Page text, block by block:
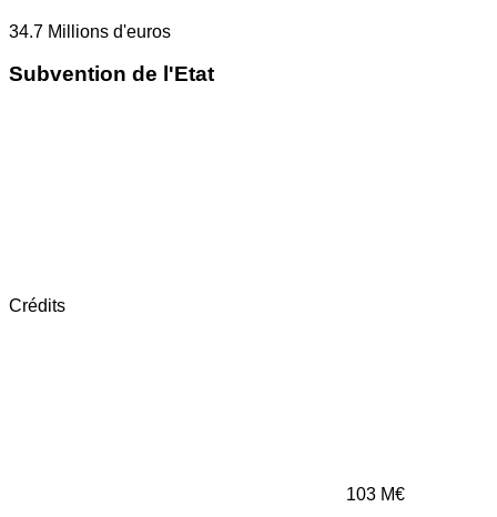
34.7 Millions d'euros
Subvention de l'Etat
Crédits
103 M€